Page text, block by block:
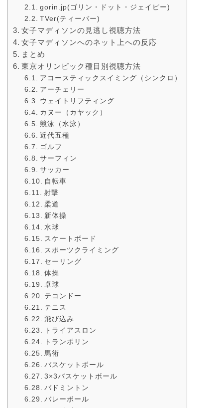
gorin.jp(ゴリン・ドット・ジェイピー)
TVer(ティーバー)
女子マディソンの見逃し視聴方法
女子マディソンへのネット上への反応
まとめ
東京オリンピック種目別視聴方法
アコースティックスイミング（シンクロ）
アーチェリー
ウェイトリフティング
カヌー（カヤック）
競泳（水泳）
近代五種
ゴルフ
サーフィン
サッカー
自転車
射撃
柔道
新体操
水球
スケートボード
スポーツクライミング
セーリング
体操
卓球
テコンドー
テニス
飛び込み
トライアスロン
トランポリン
馬術
バスケットボール
3×3バスケットボール
バドミントン
バレーボール